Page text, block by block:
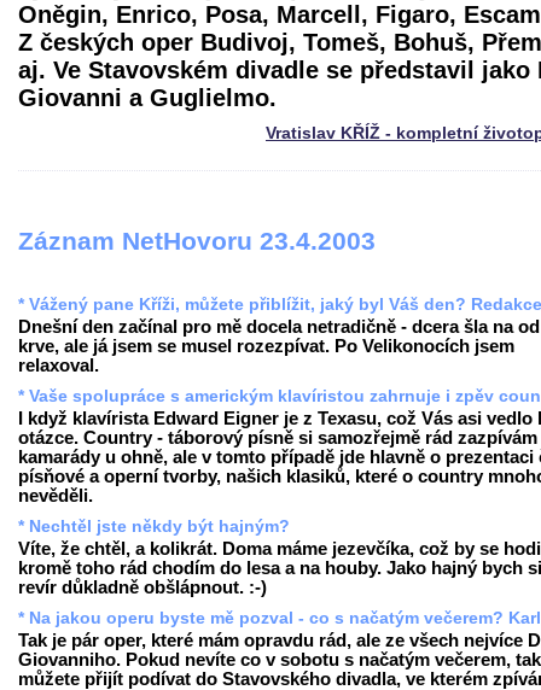
Oněgin, Enrico, Posa, Marcell, Figaro,
Z českých oper Budivoj, Tomeš, Bohuš,
aj. Ve Stavovském divadle se představil jako
Giovanni a Guglielmo.
Vratislav KŘÍŽ - kompletní
Záznam NetHovoru 23.4.2003
* Vážený pane Kříži, můžete přiblížit, jaký byl Váš den? Redakce
Dnešní den začínal pro mě docela netradičně - dcera šla na
krve, ale já jsem se musel rozezpívat. Po Velikonocích jsem
relaxoval.
* Vaše spolupráce s americkým klavíristou zahrnuje i zpěv
I když klavírista Edward Eigner je z Texasu, což Vás asi vedlo
otázce. Country - táborový písně si samozřejmě rád zazpívám
kamarády u ohně, ale v tomto případě jde hlavně o prezentaci
písňové a operní tvorby, našich klasiků, které o country
nevěděli.
* Nechtěl jste někdy být hajným?
Víte, že chtěl, a kolikrát. Doma máme jezevčíka, což by se
kromě toho rád chodím do lesa a na houby. Jako hajný bych
revír důkladně obšlápnout. :-)
* Na jakou operu byste mě pozval - co s načatým večerem?
Tak je pár oper, které mám opravdu rád, ale ze všech nejvíce
Giovanniho. Pokud nevíte co v sobotu s načatým večerem,
můžete přijít podívat do Stavovského divadla, ve kterém